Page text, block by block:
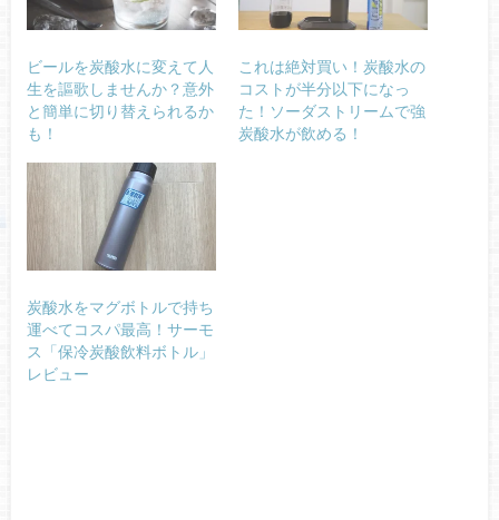
ビールを炭酸水に変えて人
生を謳歌しませんか？意外
と簡単に切り替えられるか
も！
これは絶対買い！炭酸水の
コストが半分以下になっ
た！ソーダストリームで強
炭酸水が飲める！
炭酸水をマグボトルで持ち
運べてコスパ最高！サーモ
ス「保冷炭酸飲料ボトル」
レビュー